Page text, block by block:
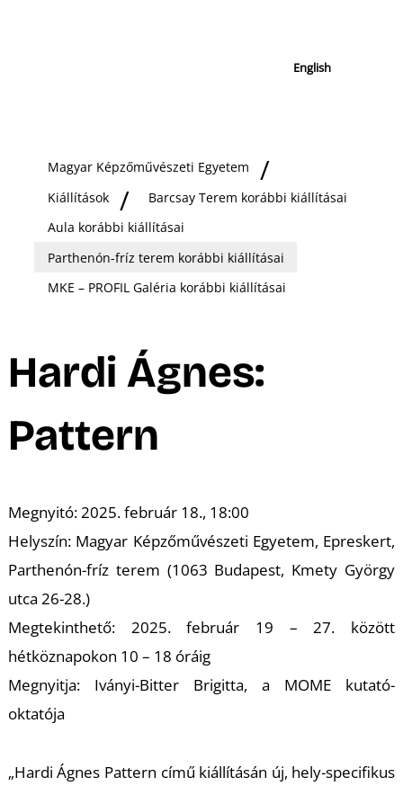
English
Magyar Képzőművészeti Egyetem
Kiállítások
Barcsay Terem korábbi kiállításai
Aula korábbi kiállításai
Parthenón-fríz terem korábbi kiállításai
MKE – PROFIL Galéria korábbi kiállításai
Hardi Ágnes:
Pattern
Megnyitó: 2025. február 18., 18:00
Helyszín: Magyar Képzőművészeti Egyetem, Epreskert,
Parthenón-fríz terem (1063 Budapest, Kmety György
utca 26-28.)
Megtekinthető: 2025. február 19 – 27. között
hétköznapokon 10 – 18 óráig
Megnyitja: Iványi-Bitter Brigitta, a MOME kutató-
oktatója
„Hardi Ágnes Pattern című kiállításán új, hely-specifikus